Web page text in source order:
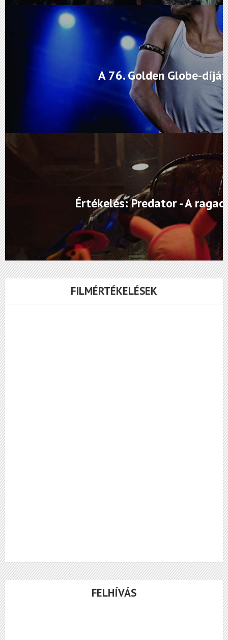
A 76. Golden Globe-
Értékelés: Predator - A
FILMÉRTÉKELÉSEK
FELHÍVÁS